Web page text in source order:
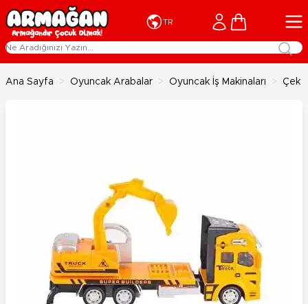
İçeriğe geç
TR Cart
Ana Sayfa > Oyuncak Arabalar > Oyuncak İş Makinaları > Çek